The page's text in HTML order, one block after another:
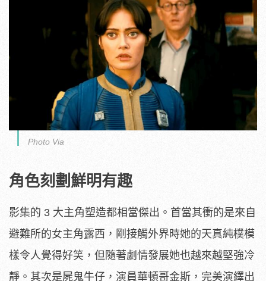
Photo Via
角色刻劃鮮明有趣
影集的 3 大主角塑造都相當傑出。首當其衝的是來自
避難所的女主角露西，剛接觸外界時她的天真純樸模
樣令人覺得好笑，但隨著劇情發展她也越來越堅強冷
靜。其次是屍鬼牛仔，演員華頓哥金斯，完美演繹出